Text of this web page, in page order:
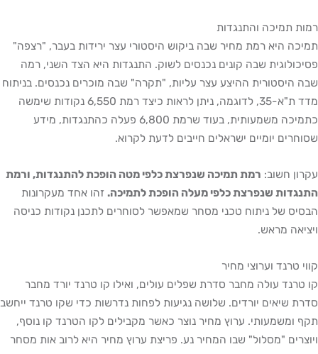
רמות תמיכה והתנגדות
תמיכה היא רמת מחיר שבה ביקוש היסטורי עצר ירידות בעבר, "רצפה"
פסיכולוגית שבה קונים נכנסים לשוק. התנגדות היא הצד השני, רמה
שבה היסטורית ההיצע עצר עליות, "תקרה" שבה מוכרים נכנסים. בניתוח
מדד ת"א-35, לדוגמה, ניתן לראות כיצד רמת 6,550 נקודות שימשה
כתמיכה משמעותית, בעוד שרמת 6,800 פעלה כהתנגדות, מידע
שסוחרים יומיים ישראלים חייבים לדעת לקרוא.
עקרון חשוב: רמת תמיכה שנפרצת כלפי מטה הופכת להתנגדות, ורמת
התנגדות שנפרצת כלפי מעלה הופכת לתמיכה. זהו אחד מעקרונות
הבסיס של ניתוח טכני מסחר שמאפשר לסוחרים לתכנן נקודות כניסה
ויציאה מראש.
קווי טרנד וערוצי מחיר
קו טרנד עולה מחבר סדרת שפלים עולים, ואילו קו טרנד יורד מחבר
סדרת שיאים יורדים. שלושה נגיעות לפחות נדרשות כדי שקו טרנד ייחשב
תקף ומשמעותי. ערוץ מחיר נוצר כאשר מקבילים לקו הטרנד קו נוסף,
ויוצרים "מסלול" שבו המחיר נע. פריצת ערוץ מחיר היא לרוב אות מסחר